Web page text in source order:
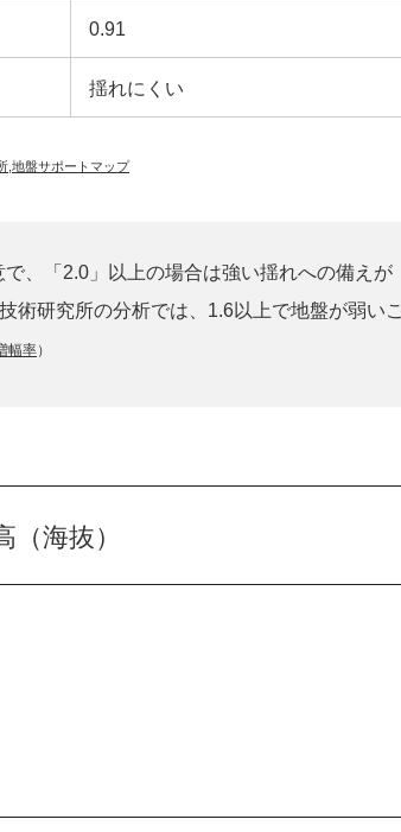
0.91
揺れにくい
地盤サポートマップ
、「2.0」以上の場合は強い揺れへの備えが
術研究所の分析では、1.6以上で地盤が弱いこ
幅率）
海抜）